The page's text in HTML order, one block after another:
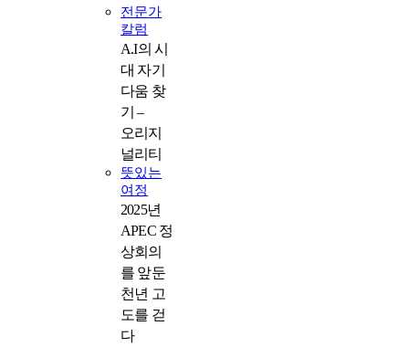
전문가
칼럼
A.I의 시
대 자기
다움 찾
기 –
오리지
널리티
뜻있는
여정
2025년
APEC 정
상회의
를 앞둔
천년 고
도를 걷
다